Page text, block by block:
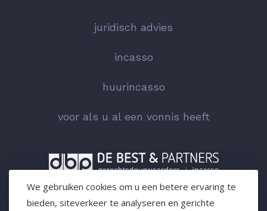
juridisch advies
incasso
huurincasso
voor als u al een vonnis heeft
privacy
We gebruiken cookies om u een betere ervaring te
bieden, siteverkeer te analyseren en gerichte